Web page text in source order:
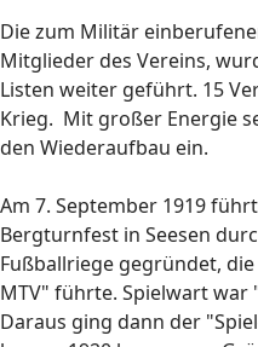
Die zum Militär
Mitglieder des Vereins,
Listen weiter geführt. 15
Krieg. Mit großer Energie
den Wiederaufbau ein.
Am 7. September 1919
Bergturnfest in Seesen
Fußballriege gegründet,
MTV" führte. Spielwart war
Daraus ging dann der